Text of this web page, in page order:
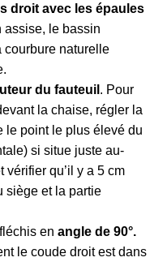
droit avec les épaules
assise, le bassin
courbure naturelle
du fauteuil . Pour
la chaise, régler la
le point le plus élevé du
si situe juste au-
vérifier qu’il y a 5 cm
siège et la partie
enangle de 90°.
le coude droit est dans